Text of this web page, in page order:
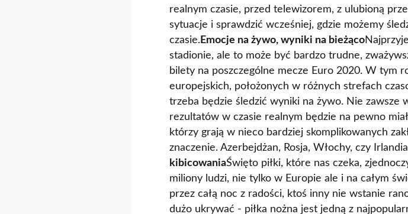
realnym czasie, przed telewizorem, z ulubioną
sytuacje i sprawdzić wcześniej, gdzie możemy
czasie.Emocje na żywo, wyniki na bieżąco
stadionie, ale to może być bardzo trudne,
bilety na poszczególne mecze Euro 2020. W tym
europejskich, położonych w różnych strefach
trzeba będzie śledzić wyniki na żywo. Nie zawsze
rezultatów w czasie realnym będzie na pewno
którzy grają w nieco bardziej skomplikowanych
znaczenie. Azerbejdżan, Rosja, Włochy, czy
kibicowaniaŚwięto piłki, które nas czeka,
miliony ludzi, nie tylko w Europie ale i na całym
przez całą noc z radości, ktoś inny nie wstanie
dużo ukrywać - piłka nożna jest jedną z